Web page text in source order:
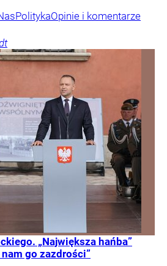
PolitykaOpinie i komentarze
„Największa hańba”
nam go zazdrości”